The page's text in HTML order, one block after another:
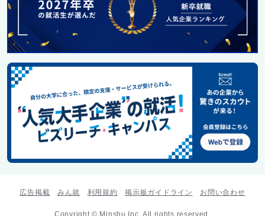
広告掲載 みん就 利用規約 掲示板ガイドライン お問い合わせ
Copyright © Minshu Inc. All rights reserved.